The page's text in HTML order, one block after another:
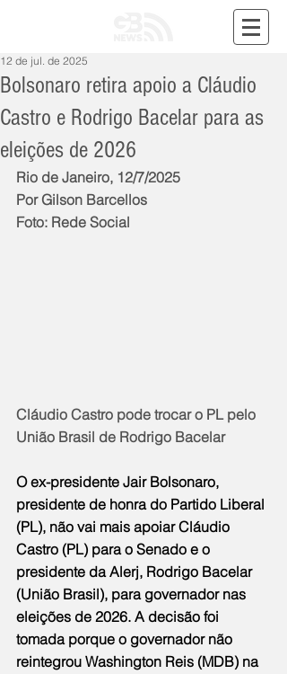
Bolsonaro retira apoio a Cláudio
Castro e Rodrigo Bacelar para as
eleições de 2026
12 de jul. de 2025
Rio de Janeiro, 12/7/2025
Por Gilson Barcellos
Foto: Rede Social
Cláudio Castro pode trocar o PL pelo
União Brasil de Rodrigo Bacelar
O ex-presidente Jair Bolsonaro,
presidente de honra do Partido Liberal
(PL), não vai mais apoiar Cláudio
Castro (PL) para o Senado e o
presidente da Alerj, Rodrigo Bacelar
(União Brasil), para governador nas
eleições de 2026. A decisão foi
tomada porque o governador não
reintegrou Washington Reis (MDB) na